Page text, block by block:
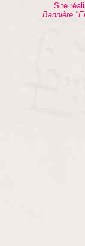
Site
Bannière